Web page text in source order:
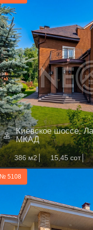
Киевское шоссе,
МКАД
386 м2 15,45 сот
№ 5108